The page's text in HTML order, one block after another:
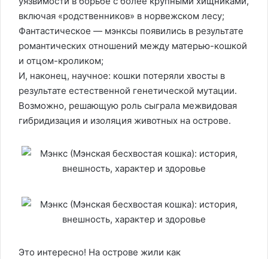
включая «родственников» в норвежском лесу;
Фантастическое — мэнксы появились в результате
романтических отношений между матерью-кошкой
и отцом-кроликом;
И, наконец, научное: кошки потеряли хвосты в
результате естественной генетической мутации.
Возможно, решающую роль сыграла межвидовая
гибридизация и изоляция животных на острове.
Это интересно! На острове жили как